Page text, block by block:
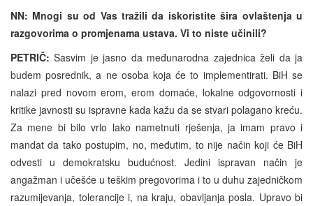
NN: Mnogi su od Vas tražili da iskoristite šira ovlaštenja u
razgovorima o promjenama ustava. Vi to niste učinili?
PETRIČ:Sasvim je jasno da međunarodna zajednica želi da ja
budem posrednik, a ne osoba koja će to implementirati. BiH se
nalazi pred novom erom, erom domaće, lokalne odgovornosti i
kritike javnosti su ispravne kada kažu da se stvari polagano kreću.
Za mene bi bilo vrlo lako nametnuti rješenja, ja imam pravo i
mandat da tako postupim, no, međutim, to nije način koji će BiH
odvesti u demokratsku budućnost. Jedini ispravan način je
angažman i učešće u teškim pregovorima i to u duhu zajedničkom
razumijevanja, tolerancije i, na kraju, obavljanja posla. Upravo bi